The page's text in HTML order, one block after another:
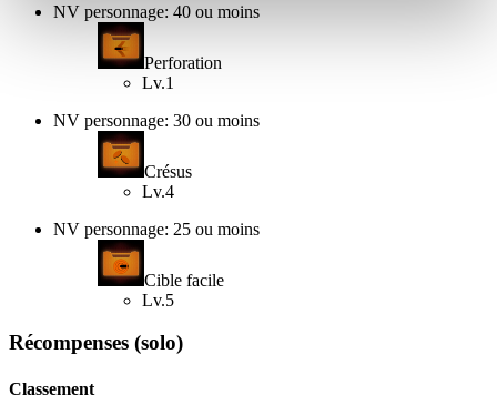
NV personnage: 40 ou moins
Perforation
Lv.1
NV personnage: 30 ou moins
Crésus
Lv.4
NV personnage: 25 ou moins
Cible facile
Lv.5
Récompenses (solo)
Classement